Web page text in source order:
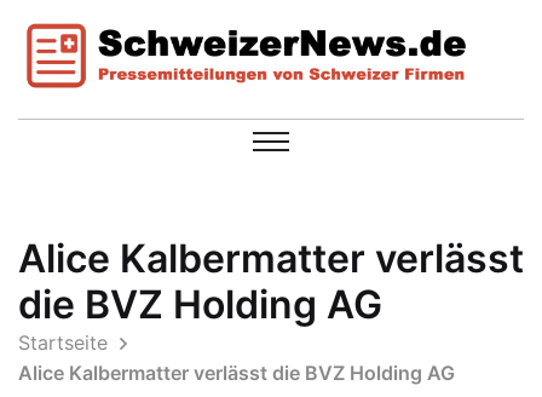
Alice Kalbermatter verlässt
die BVZ Holding AG
Startseite
Alice Kalbermatter verlässt die BVZ Holding AG